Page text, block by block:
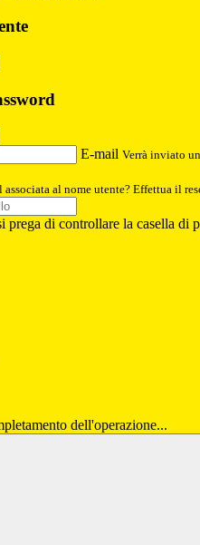
E-mail Verrà inviato
al nome utente? Effettua il
prega di controllare la casella di
dell'operazione...